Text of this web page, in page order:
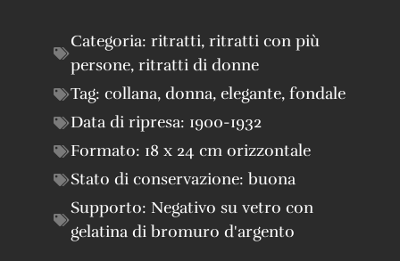
Categoria: ritratti, ritratti con più
persone, ritratti di donne
Tag: collana, donna, elegante, fondale
Data di ripresa: 1900-1932
Formato: 18 x 24 cm orizzontale
Stato di conservazione: buona
Supporto: Negativo su vetro con
gelatina di bromuro d'argento